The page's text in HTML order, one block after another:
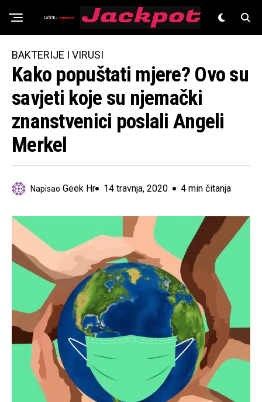
Znanost
BAKTERIJE I VIRUSI
Kako popuštati mjere? Ovo su
savjeti koje su njemački
znanstvenici poslali Angeli
Merkel
Napisao Geek Hr 14 travnja, 2020 4 min čitanja